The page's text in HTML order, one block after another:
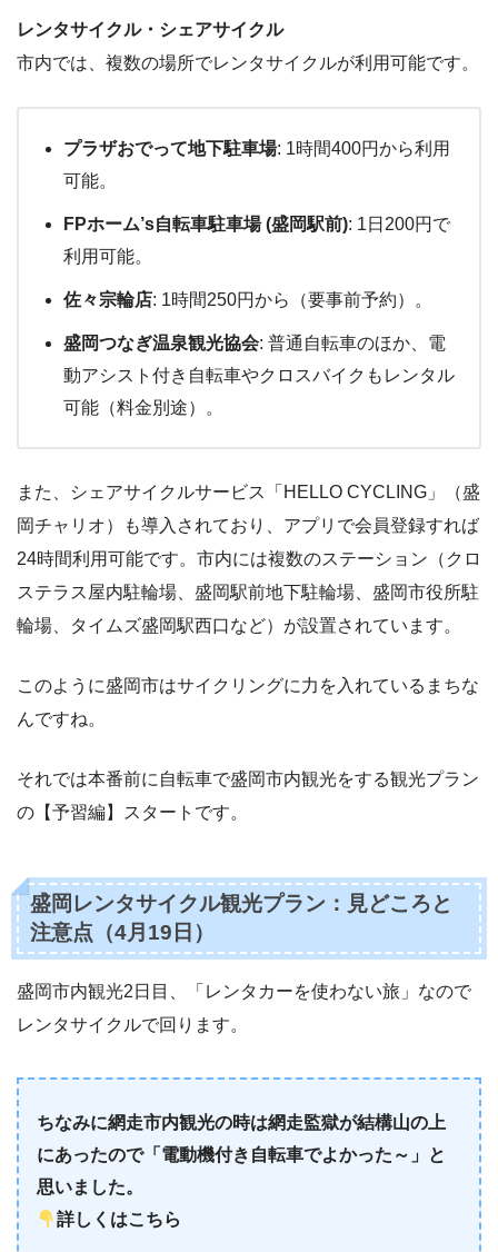
レンタサイクル・シェアサイクル
市内では、複数の場所でレンタサイクルが利用可能です。
プラザおでって地下駐車場: 1時間400円から利用
可能。
FPホーム’s自転車駐車場 (盛岡駅前): 1日200円で
利用可能。
佐々宗輪店: 1時間250円から（要事前予約）。
盛岡つなぎ温泉観光協会: 普通自転車のほか、電
動アシスト付き自転車やクロスバイクもレンタル
可能（料金別途）。
また、シェアサイクルサービス「HELLO CYCLING」（盛
岡チャリオ）も導入されており、アプリで会員登録すれば
24時間利用可能です。市内には複数のステーション（クロ
ステラス屋内駐輪場、盛岡駅前地下駐輪場、盛岡市役所駐
輪場、タイムズ盛岡駅西口など）が設置されています。
このように盛岡市はサイクリングに力を入れているまちな
んですね。
それでは本番前に自転車で盛岡市内観光をする観光プラン
の【予習編】スタートです。
盛岡レンタサイクル観光プラン：見どころと
注意点（4月19日）
盛岡市内観光2日目、「レンタカーを使わない旅」なので
レンタサイクルで回ります。
ちなみに網走市内観光の時は網走監獄が結構山の上
にあったので「電動機付き自転車でよかった～」と
思いました。
詳しくはこちら